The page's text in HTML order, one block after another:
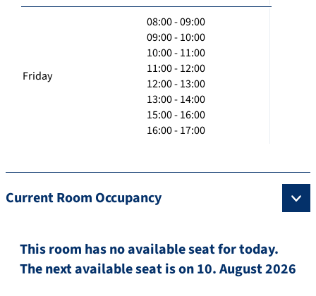
Friday
08:00 - 09:00
09:00 - 10:00
10:00 - 11:00
11:00 - 12:00
12:00 - 13:00
13:00 - 14:00
15:00 - 16:00
16:00 - 17:00
Current Room Occupancy
This room has no available seat for today.
The next available seat is on 10. August 2026